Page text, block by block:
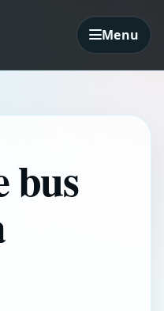
Menu
bus